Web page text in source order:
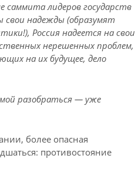
саммита лидеров государств
свои надежды (образумят
Россия надеется на свои
нерешенных проблем,
на их будущее, дело
разобраться — уже
более опасная
противостояние